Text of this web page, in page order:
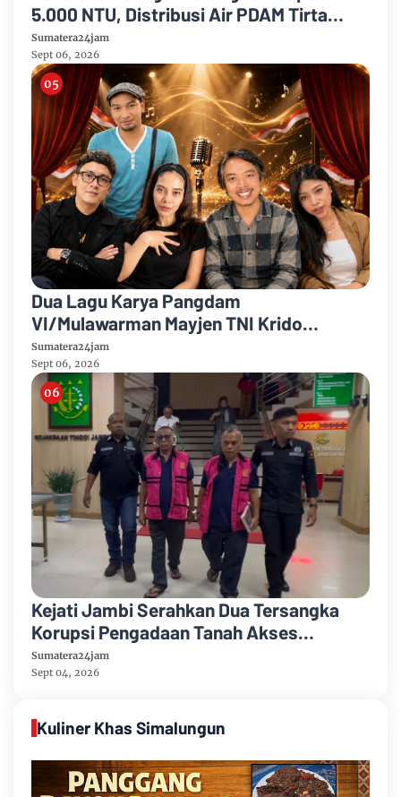
5.000 NTU, Distribusi Air PDAM Tirta
Mayang di Sejumlah Wilayah Terganggu
Sumatera24jam
Sept 06, 2026
Dua Lagu Karya Pangdam
VI/Mulawarman Mayjen TNI Krido
Pramono Jadi Ikon Singing Competition
HUT Ke-81 RI
Sumatera24jam
Sept 06, 2026
Kejati Jambi Serahkan Dua Tersangka
Korupsi Pengadaan Tanah Akses
Pelabuhan Ujung Jabung Ke Penuntut
Umum
Sumatera24jam
Sept 04, 2026
Kuliner Khas Simalungun